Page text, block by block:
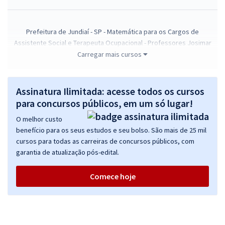
Prefeitura de Jundiaí - SP - Matemática para os Cargos de
Assistente Social e Terapeuta Ocupacional - Professores Josimar
Padilha e Thiago Cardoso (Pós-Edital)
5,99
Economize R$ 17,98 (-20%)
Comprar
Prefeitura de Jundiaí - SP - Matemática para os Cargos de
Assistente Social e Terapeuta Ocupacional - Professores: Marcelo
Leite e Thiago Cardoso (Pós-Edital)
R$ 71,92à vista
Carregar mais cursos
Assinatura Ilimitada: acesse todos os cursos
para concursos públicos, em um só lugar!
O melhor custo
benefício para os seus estudos e seu bolso. São mais de 25 mil
cursos para todas as carreiras de concursos públicos, com
garantia de atualização pós-edital.
Comece hoje